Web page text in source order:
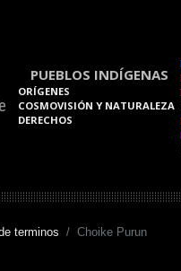
PUEBLOS INDÍGENAS
ORÍGENES
COSMOVISIÓN Y NATURALEZA
DERECHOS
terminos Choike Purun